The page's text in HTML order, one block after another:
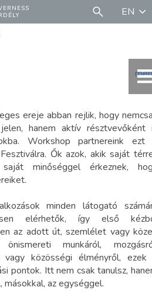
EN
ereje abban rejlik, hogy
hanem aktív résztvevőként
Workshop partnereink ezt
Ők azok, akik saját
minőséggel érkeznek,
minden látogató
elérhetők, így első
az adott út, szemlélet vagy
munkáról,
közösségi élményről, ezek
pontok. Itt nem csak tanulsz,
az egységgel.